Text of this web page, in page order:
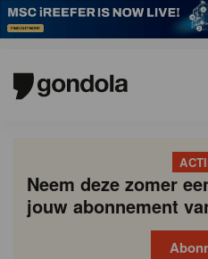
Neem deze zomer
jouw abonnement